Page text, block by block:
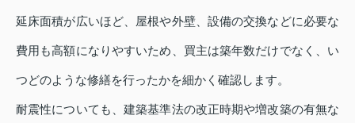
延床面積が広いほど、屋根や外壁、設備の交換などに必要な
費用も高額になりやすいため、買主は築年数だけでなく、い
つどのような修繕を行ったかを細かく確認します。
耐震性についても、建築基準法の改正時期や増改築の有無な